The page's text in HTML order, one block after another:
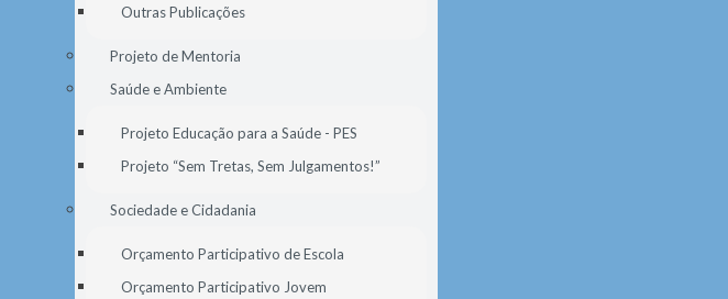
Outras Publicações
Projeto de Mentoria
Saúde e Ambiente
Projeto Educação para a Saúde - PES
Projeto “Sem Tretas, Sem Julgamentos!”
Sociedade e Cidadania
Orçamento Participativo de Escola
Orçamento Participativo Jovem